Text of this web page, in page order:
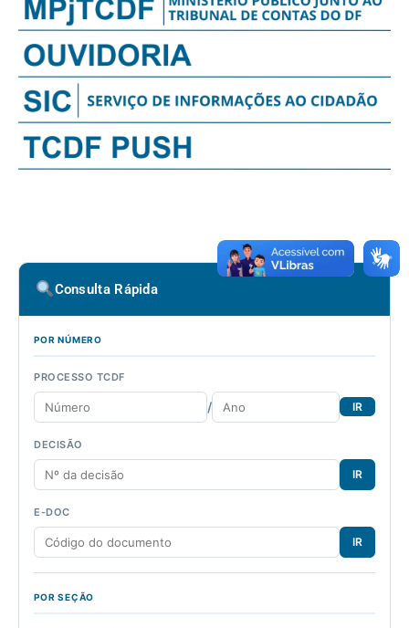
Consulta Rápida
POR NÚMERO
PROCESSO TCDF
/ IR
DECISÃO
IR
E-DOC
IR
POR SEÇÃO